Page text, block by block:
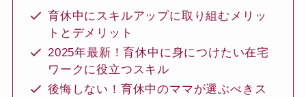
育休中にスキルアップに取り組むメリッ
トとデメリット
2025年最新！育休中に身につけたい在宅
ワークに役立つスキル
後悔しない！育休中のママが選ぶべきス